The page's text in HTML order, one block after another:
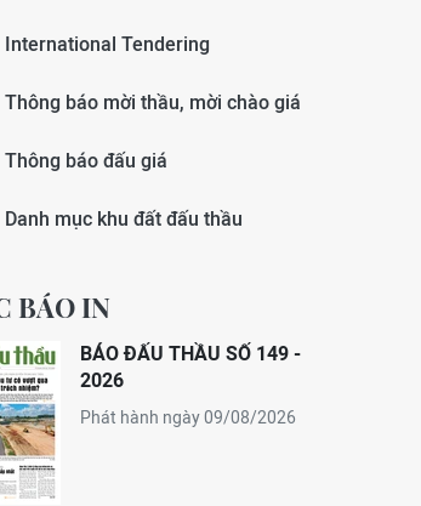
International Tendering
Thông báo mời thầu, mời chào giá
Thông báo đấu giá
Danh mục khu đất đấu thầu
BÁO IN
BÁO ĐẤU THẦU SỐ 149 -
2026
Phát hành ngày 09/08/2026